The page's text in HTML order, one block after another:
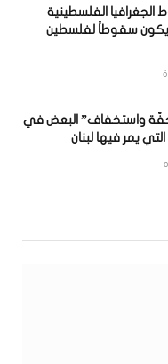
الجغرافيا الفلسطينية
يكون سقوطاً لفلسطين
واستخفاف” البعض في
يمر فيها لبنان